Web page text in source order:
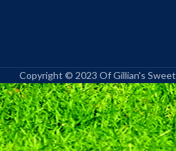
Copyright © 2023 Of Gillian's